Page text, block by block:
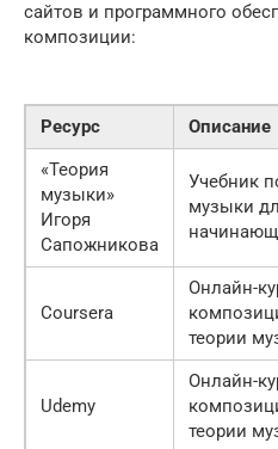
сайтов и программного
композиции:
Ресурс Описание
«Теория
музыки»
Игоря
Сапожникова
Учебник
музыки
Coursera
Онлайн-
теории
Udemy
Онлайн-
теории